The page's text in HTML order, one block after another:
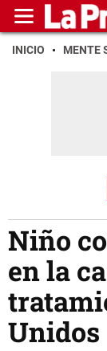
INICIO MENTE
Niño
en la
Unidos